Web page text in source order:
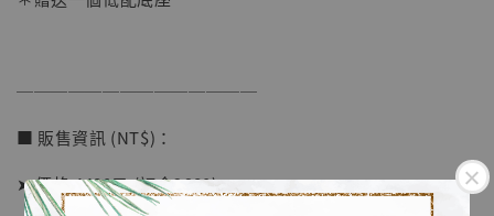
──────────────
■ 販售資訊 (NT$)：
➤ 價格 4480元 (訂金2680)